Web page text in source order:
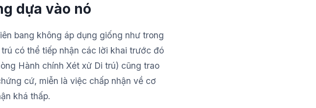
dựa vào nó
bang không áp dụng giống như trong
có thể tiếp nhận các lời khai trước đó
Hành chính Xét xử Di trú) cũng trao
cứ, miễn là việc chấp nhận về cơ
khá thấp.